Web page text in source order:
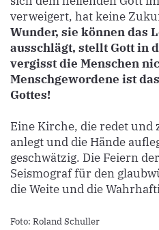
verweigert, hat keine
Wunder, sie können das
ausschlägt, stellt Gott in
vergisst die Menschen
Menschgewordene ist
Gottes!
Eine Kirche, die redet und
anlegt und die Hände
geschwätzig. Die Feiern
Seismograf für den
die Weite und die
Foto: Roland Schuller